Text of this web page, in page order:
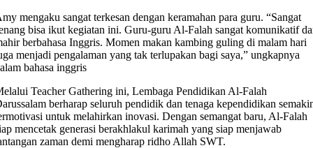
mengaku sangat terkesan dengan keramahan para guru. “Sangat
bisa ikut kegiatan ini. Guru-guru Al-Falah sangat komunikatif
berbahasa Inggris. Momen makan kambing guling di malam hari
menjadi pengalaman yang tak terlupakan bagi saya,” ungkapnya
bahasa inggris
Teacher Gathering ini, Lembaga Pendidikan Al-Falah
berharap seluruh pendidik dan tenaga kependidikan
untuk melahirkan inovasi. Dengan semangat baru, Al-Falah
mencetak generasi berakhlakul karimah yang siap menjawab
zaman demi mengharap ridho Allah SWT.